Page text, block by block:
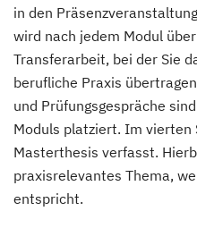
in den
wird nach jedem Modul
Transferarbeit, bei der Sie
berufliche Praxis
und Prüfungsgespräche
Moduls platziert. Im vierten
Masterthesis verfasst.
praxisrelevantes Thema,
entspricht.